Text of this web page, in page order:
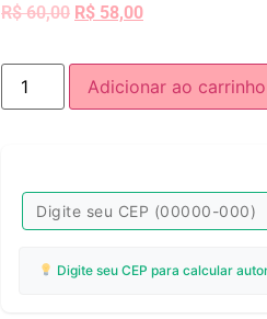
R$60,00 R$ 58,00
Adicionar ao carrinho
Digite seu CEP para calcular